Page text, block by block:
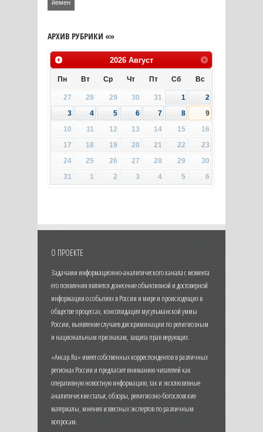
йемен
АРХИВ РУБРИКИ «»
2026 Август
Пн Вт Ср Чт Пт Сб Вс
27 28 29 30 31 1
2
3
4 5 6 7 8
9
10
11 12 13 14 15
16
17
18 19 20 21 22
23
24
25 26 27 28 29
30
31
1 2 3 4 5 6
О ПРОЕКТЕ
Задачами информационно-аналитического канала с момента
его появления является донесение объективной и достоверной
информации о событиях в России и мире и происходящих в
обществе процессах, консолидация мусульманской уммы
России, выявление случаев дискриминации по религиозным
и национальным признакам, защита прав верующих.
«Ансар.Ru» имеет собственных корреспондентов в различных
регионах России и предлагает вниманию читателей как
оперативную новостную информацию, так и эксклюзивные
аналитические статьи, обзоры, религиозно-богословские
материалы, мнения известных экспертов по различным
вопросам.